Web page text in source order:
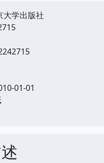
大学出版社
01-01